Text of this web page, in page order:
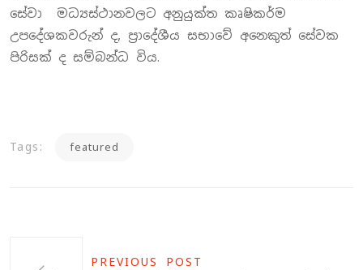
සේවා මධ්‍යස්ථානවලට අනුයුක්ත කෘෂිකර්ම
උපදේශකවරුන් ද, ප්‍රාදේශීය සභාවේ අනෙකුත් සේවක
පිරිසක් ද සම්බන්ධ විය.
Tags: featured
PREVIOUS POST